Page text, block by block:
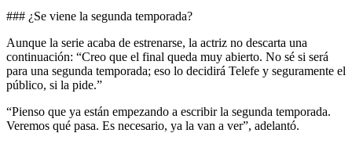
### ¿Se viene la segunda temporada?
Aunque la serie acaba de estrenarse, la actriz no descarta una
continuación: “Creo que el final queda muy abierto. No sé si será
para una segunda temporada; eso lo decidirá Telefe y seguramente el
público, si la pide.”
“Pienso que ya están empezando a escribir la segunda temporada.
Veremos qué pasa. Es necesario, ya la van a ver”, adelantó.